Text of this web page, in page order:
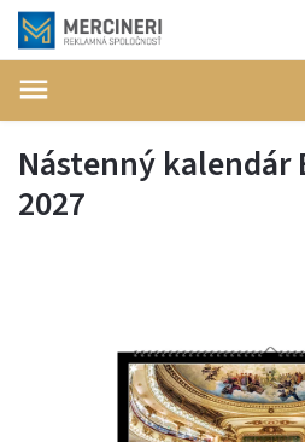
Nástenný kalendár
2027